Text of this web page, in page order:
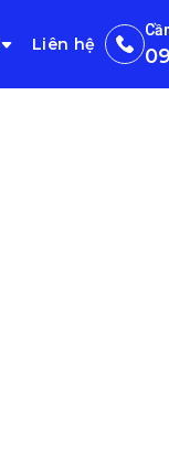
Liên hệ